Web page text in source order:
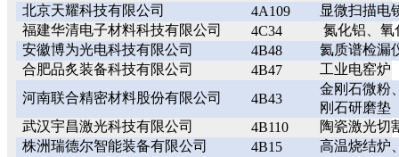
北京天耀科技有限公司
4A109
显微扫描电
福建华清电子材料科技有限公司
4C34
氮化铝、氧
安徽博为光电科技有限公司
4B48
氦质谱检漏
合肥品炙装备科技有限公司
4B47
工业电窑炉
河南联合精密材料股份有限公司
4B43
金刚石微粉
刚石研磨垫
武汉宇昌激光科技有限公司
4B110
陶瓷激光切
株洲瑞德尔智能装备有限公司
4B15
高温烧结炉